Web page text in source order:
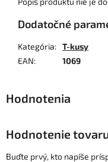
Dodatočné
Kategória: T-kusy
EAN: 1069
Hodnotenie
Buďte prvý, kto napíše